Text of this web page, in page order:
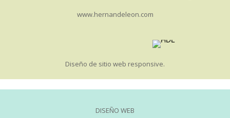
www.hernandeleon.com
Diseño de sitio web responsive.
DISEÑO WEB